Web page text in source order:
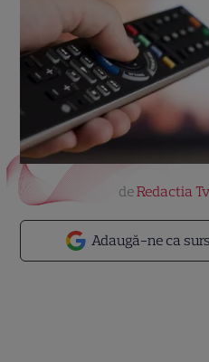
Adaugă-ne ca
deRedactia